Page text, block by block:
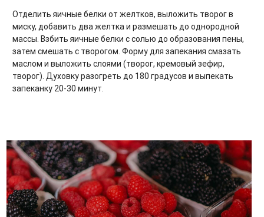
Отделить яичные белки от желтков, выложить творог в
миску, добавить два желтка и размешать до однородной
массы. Взбить яичные белки с солью до образования пены,
затем смешать с творогом. Форму для запекания смазать
маслом и выложить слоями (творог, кремовый зефир,
творог). Духовку разогреть до 180 градусов и выпекать
запеканку 20-30 минут.